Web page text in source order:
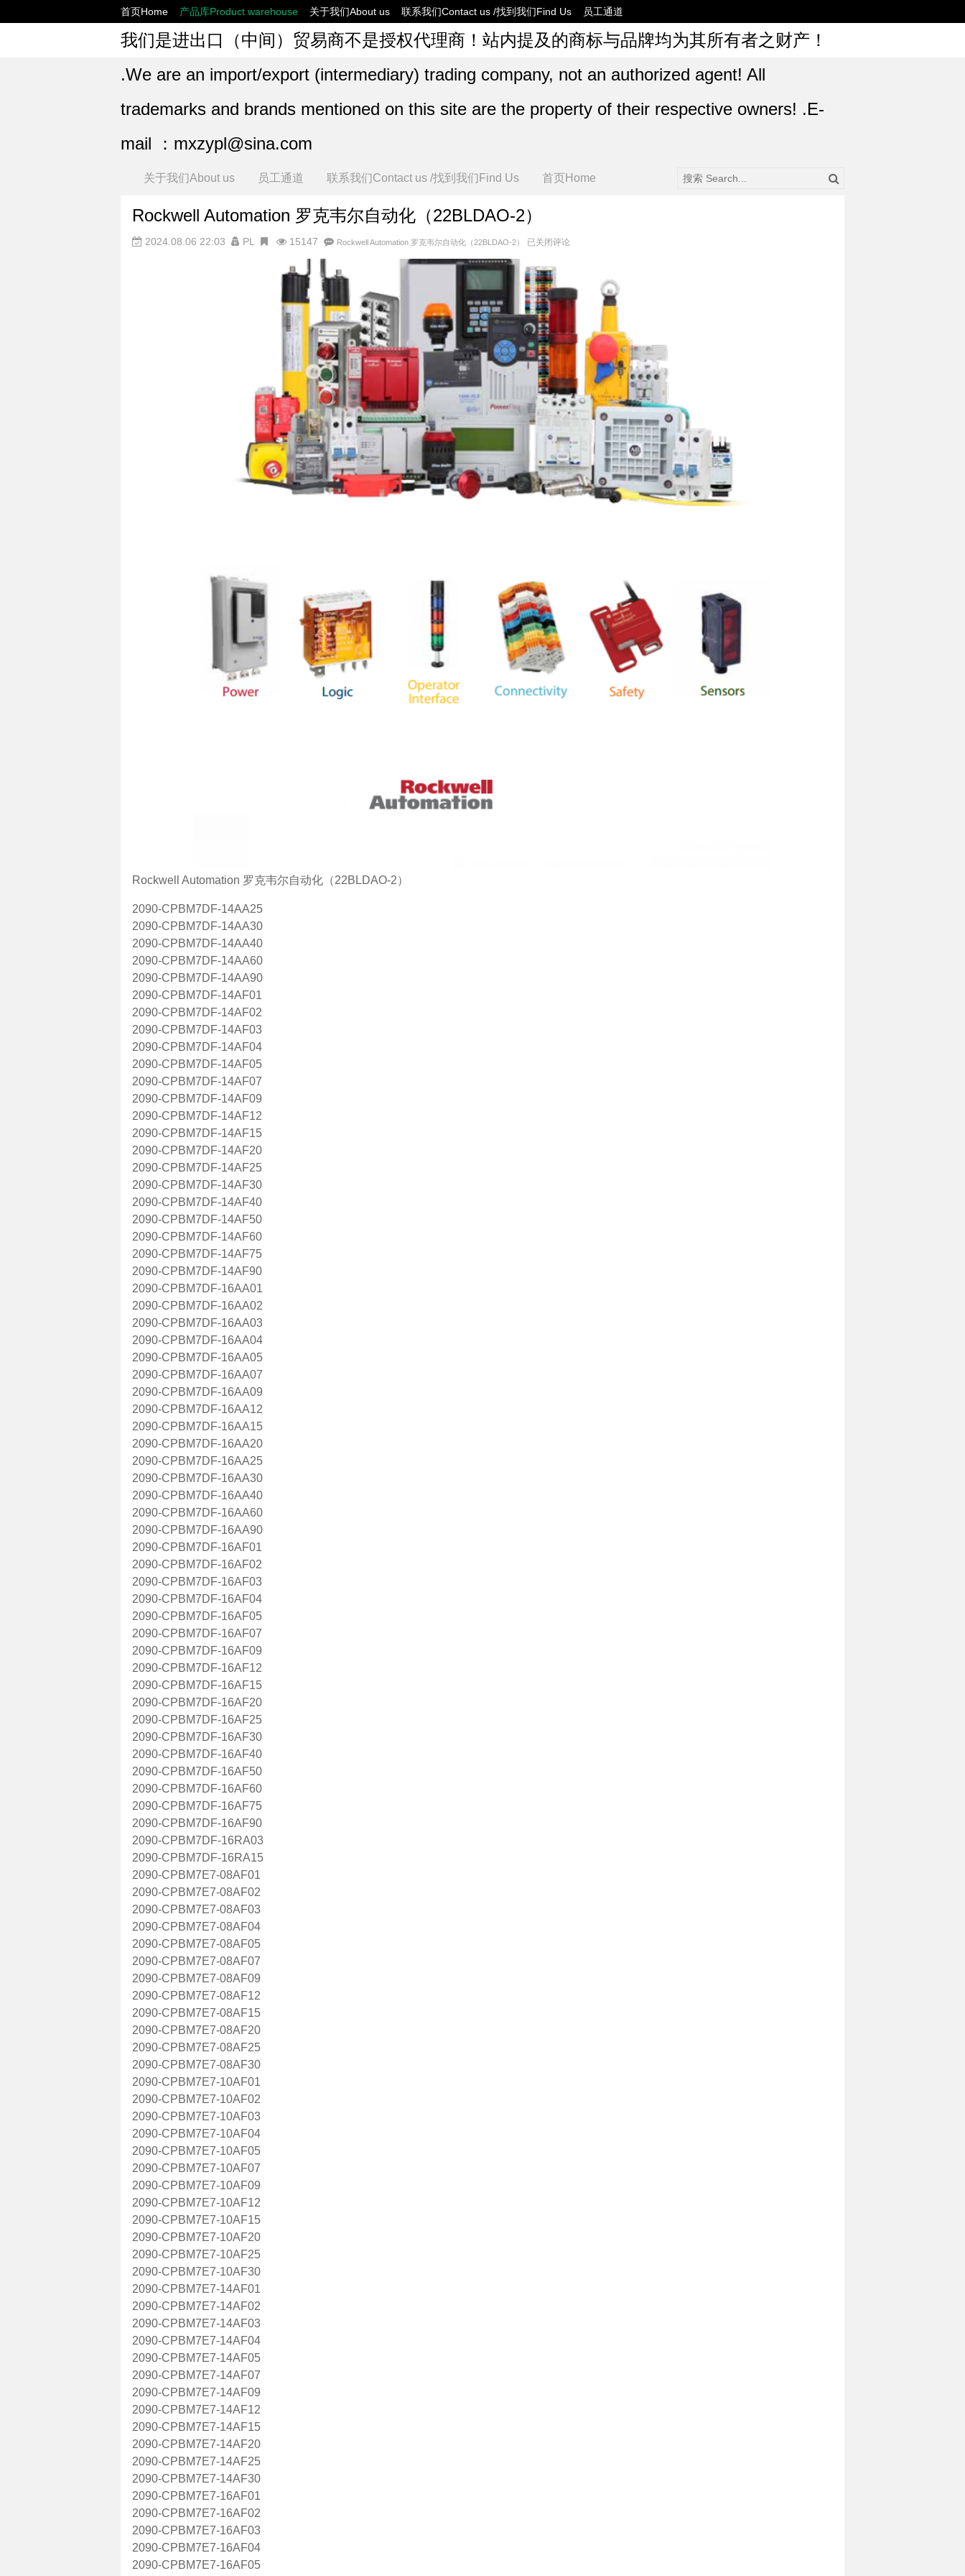
首页Home 产品库Product warehouse 关于我们About us 联系我们Contact us /找到我们Find Us 员工通道
我们是进出口（中间）贸易商不是授权代理商！站内提及的商标与品牌均为其所有者之财产！
.We are an import/export (intermediary) trading company, not an authorized agent! All
trademarks and brands mentioned on this site are the property of their respective owners! .E-
mail ：mxzypl@sina.com
关于我们About us 员工通道 联系我们Contact us /找到我们Find Us 首页Home
Rockwell Automation 罗克韦尔自动化（22BLDAO-2）
2024.08.06 22:03 PL 15147 Rockwell Automation 罗克韦尔自动化（22BLDAO-2） 已关闭评论
Rockwell Automation 罗克韦尔自动化（22BLDAO-2）
2090-CPBM7DF-14AA25
2090-CPBM7DF-14AA30
2090-CPBM7DF-14AA40
2090-CPBM7DF-14AA60
2090-CPBM7DF-14AA90
2090-CPBM7DF-14AF01
2090-CPBM7DF-14AF02
2090-CPBM7DF-14AF03
2090-CPBM7DF-14AF04
2090-CPBM7DF-14AF05
2090-CPBM7DF-14AF07
2090-CPBM7DF-14AF09
2090-CPBM7DF-14AF12
2090-CPBM7DF-14AF15
2090-CPBM7DF-14AF20
2090-CPBM7DF-14AF25
2090-CPBM7DF-14AF30
2090-CPBM7DF-14AF40
2090-CPBM7DF-14AF50
2090-CPBM7DF-14AF60
2090-CPBM7DF-14AF75
2090-CPBM7DF-14AF90
2090-CPBM7DF-16AA01
2090-CPBM7DF-16AA02
2090-CPBM7DF-16AA03
2090-CPBM7DF-16AA04
2090-CPBM7DF-16AA05
2090-CPBM7DF-16AA07
2090-CPBM7DF-16AA09
2090-CPBM7DF-16AA12
2090-CPBM7DF-16AA15
2090-CPBM7DF-16AA20
2090-CPBM7DF-16AA25
2090-CPBM7DF-16AA30
2090-CPBM7DF-16AA40
2090-CPBM7DF-16AA60
2090-CPBM7DF-16AA90
2090-CPBM7DF-16AF01
2090-CPBM7DF-16AF02
2090-CPBM7DF-16AF03
2090-CPBM7DF-16AF04
2090-CPBM7DF-16AF05
2090-CPBM7DF-16AF07
2090-CPBM7DF-16AF09
2090-CPBM7DF-16AF12
2090-CPBM7DF-16AF15
2090-CPBM7DF-16AF20
2090-CPBM7DF-16AF25
2090-CPBM7DF-16AF30
2090-CPBM7DF-16AF40
2090-CPBM7DF-16AF50
2090-CPBM7DF-16AF60
2090-CPBM7DF-16AF75
2090-CPBM7DF-16AF90
2090-CPBM7DF-16RA03
2090-CPBM7DF-16RA15
2090-CPBM7E7-08AF01
2090-CPBM7E7-08AF02
2090-CPBM7E7-08AF03
2090-CPBM7E7-08AF04
2090-CPBM7E7-08AF05
2090-CPBM7E7-08AF07
2090-CPBM7E7-08AF09
2090-CPBM7E7-08AF12
2090-CPBM7E7-08AF15
2090-CPBM7E7-08AF20
2090-CPBM7E7-08AF25
2090-CPBM7E7-08AF30
2090-CPBM7E7-10AF01
2090-CPBM7E7-10AF02
2090-CPBM7E7-10AF03
2090-CPBM7E7-10AF04
2090-CPBM7E7-10AF05
2090-CPBM7E7-10AF07
2090-CPBM7E7-10AF09
2090-CPBM7E7-10AF12
2090-CPBM7E7-10AF15
2090-CPBM7E7-10AF20
2090-CPBM7E7-10AF25
2090-CPBM7E7-10AF30
2090-CPBM7E7-14AF01
2090-CPBM7E7-14AF02
2090-CPBM7E7-14AF03
2090-CPBM7E7-14AF04
2090-CPBM7E7-14AF05
2090-CPBM7E7-14AF07
2090-CPBM7E7-14AF09
2090-CPBM7E7-14AF12
2090-CPBM7E7-14AF15
2090-CPBM7E7-14AF20
2090-CPBM7E7-14AF25
2090-CPBM7E7-14AF30
2090-CPBM7E7-16AF01
2090-CPBM7E7-16AF02
2090-CPBM7E7-16AF03
2090-CPBM7E7-16AF04
2090-CPBM7E7-16AF05